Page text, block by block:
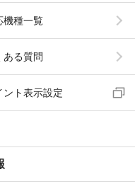
機種一覧
ある質問
ント表示設定